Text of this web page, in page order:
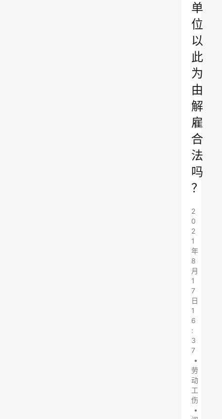
单
位
以
此
为
由
解
雇
合
法
吗
？
2
0
2
1
年
8
月
1
7
日
1
6
:
3
7
•
劳
动
工
伤
•